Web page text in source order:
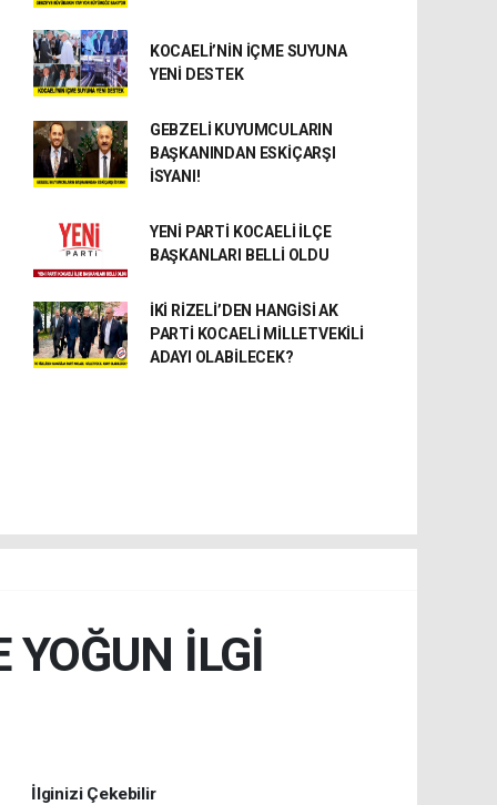
KOCAELİ’NİN İÇME SUYUNA
YENİ DESTEK
GEBZELİ KUYUMCULARIN
BAŞKANINDAN ESKİÇARŞI
İSYANI!
YENİ PARTİ KOCAELİ İLÇE
BAŞKANLARI BELLİ OLDU
İKİ RİZELİ’DEN HANGİSİ AK
PARTİ KOCAELİ MİLLETVEKİLİ
ADAYI OLABİLECEK?
YOĞUN İLGİ
İlginizi Çekebilir